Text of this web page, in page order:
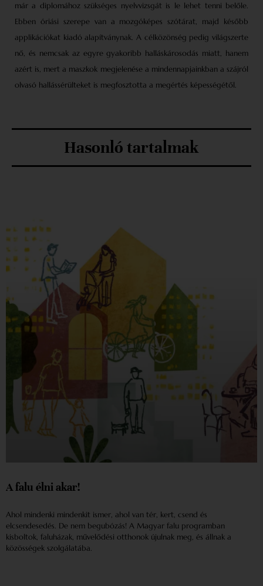
már a diplomához szükséges nyelvvizsgát is le lehet tenni belőle.
Ebben óriási szerepe van a mozgóképes szótárat, majd később
applikációkat kiadó alapítványnak. A célközönség pedig világszerte
nő, és nemcsak az egyre gyakoribb halláskárosodás miatt, hanem
azért is, mert a maszkok megjelenése a mindennapjainkban a szájról
olvasó hallássérülteket is megfosztotta a megértés képességétől.
Hasonló tartalmak
A falu élni akar!
Ahol mindenki mindenkit ismer, ahol van tér, kert, csend és
elcsendesedés. De nem begubózás! A Magyar falu programban
kisboltok, faluházak, művelődési otthonok újulnak meg, és állnak a
közösségek szolgálatába.